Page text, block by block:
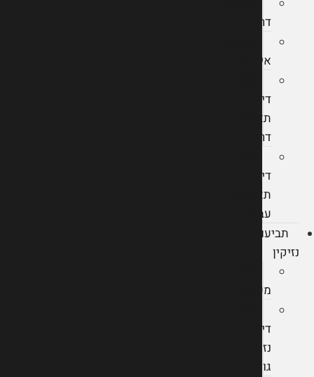
דרכים
אישיות
דין
תאונות
דרכים
דין
תאונות
עבודה
תביעות
נזיקין
מעסיקים
דין
נזקי
גוף